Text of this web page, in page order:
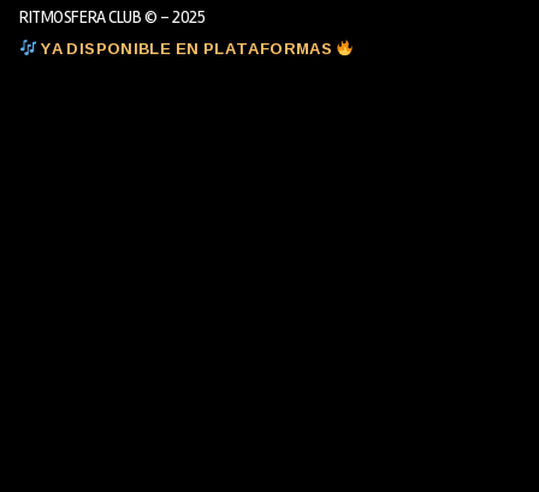
RITMOSFERA CLUB © - 2025
YA DISPONIBLE EN PLATAFORMAS